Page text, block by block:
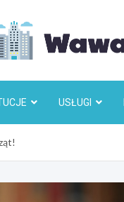
USŁUGI